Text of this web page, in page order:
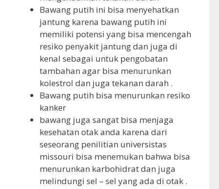
Bawang putih ini bisa menyehatkan
jantung karena bawang putih ini
memiliki potensi yang bisa mencengah
resiko penyakit jantung dan juga di
kenal sebagai untuk pengobatan
tambahan agar bisa menurunkan
kolestrol dan juga tekanan darah .
Bawang putih bisa menurunkan resiko
kanker
bawang juga sangat bisa menjaga
kesehatan otak anda karena dari
seseorang penilitian universistas
missouri bisa menemukan bahwa bisa
menurunkan karbohidrat dan juga
melindungi sel – sel yang ada di otak .